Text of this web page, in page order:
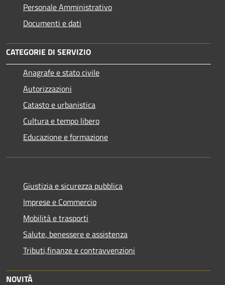
Personale Amministrativo
Documenti e dati
CATEGORIE DI SERVIZIO
Anagrafe e stato civile
Autorizzazioni
Catasto e urbanistica
Cultura e tempo libero
Educazione e formazione
Giustizia e sicurezza pubblica
Imprese e Commercio
Mobilità e trasporti
Salute, benessere e assistenza
Tributi,finanze e contravvenzioni
NOVITÀ